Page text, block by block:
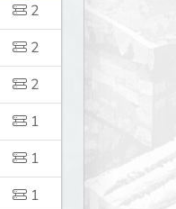
2
2
2
1
1
1